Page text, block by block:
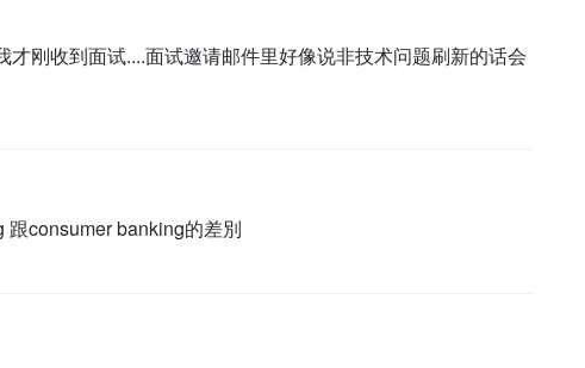
才刚收到面试....面试邀请邮件里好像说非技术问题刷新的话会
consumer banking的差別